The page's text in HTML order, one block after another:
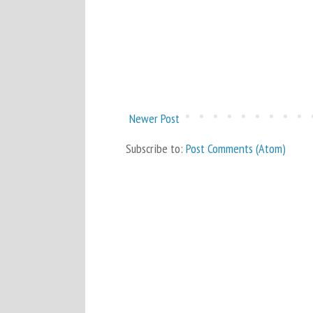
Newer Post
Subscribe to: Post Comments (Atom)